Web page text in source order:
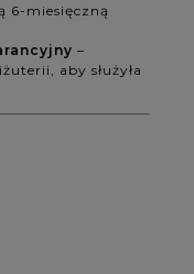
6-miesięczną
–
aby służyła